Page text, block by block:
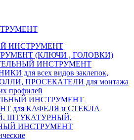
ИНСТРУМЕНТ
(КЛЮЧИ , ГОЛОВКИ)
ИНСТРУМЕНТ
для всех видов заклепок,
ПРОСЕКАТЕЛИ для монтажа
профилей
ИНСТРУМЕНТ
для КАФЕЛЯ и СТЕКЛА
ШТУКАТУРНЫЙ,
ИНСТРУМЕНТ